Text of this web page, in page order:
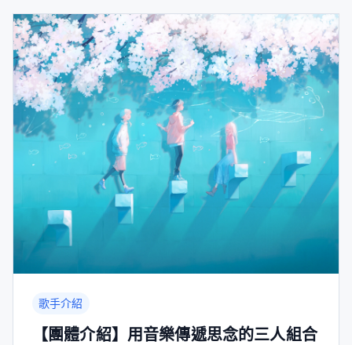
歌手介紹
【團體介紹】用音樂傳遞思念的三人組合